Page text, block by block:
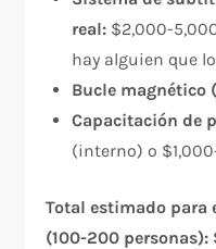
real: $2,000-
hay alguien que
Bucle magnético
Capacitación de
(interno) o
Total estimado para
(100-200